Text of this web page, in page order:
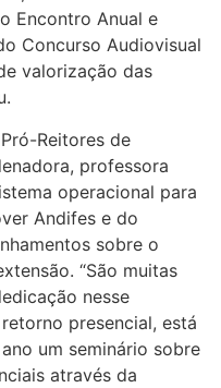
Encontro Anual e
Concurso Audiovisual
valorização das
Reitores de
professora
operacional para
Andifes e do
sobre o
“São muitas
nesse
presencial, está
um seminário sobre
através da